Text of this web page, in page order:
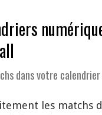
dans votre
les matchs